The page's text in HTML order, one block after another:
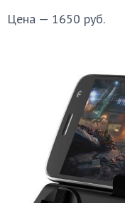
Цена — 1650 руб.